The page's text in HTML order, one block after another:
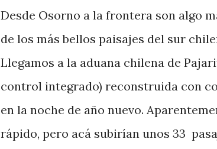
Desde Osorno a la frontera son algo
de los más bellos paisajes del sur
Llegamos a la aduana chilena de
control integrado) reconstruida con
en la noche de año nuevo.
rápido, pero acá subirían unos 33